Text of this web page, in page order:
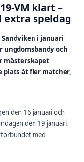
VM klart –
extra speldag
Sandviken i januari
ungdomsbandy och
mästerskapet
plats åt fler matcher,
den 16 januari och
den 19 januari.
med